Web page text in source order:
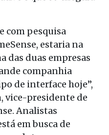
com pesquisa
estaria na
das duas empresas
companhia
de interface hoje”,
vice-presidente de
Analistas
em busca de